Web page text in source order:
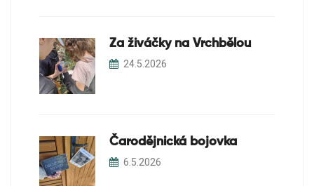
Za živáčky na Vrchbělou
24.5.2026
Čarodějnická bojovka
6.5.2026